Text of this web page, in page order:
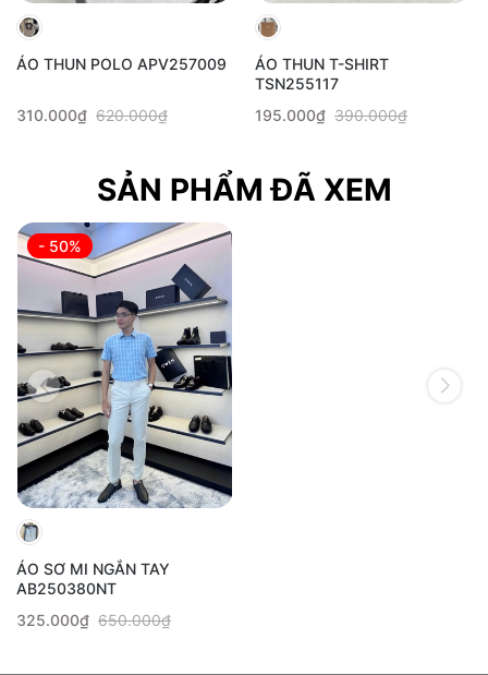
ÁO THUN POLO APV257009
310.000₫ 620.000₫
ÁO THUN T-SHIRT
TSN255117
195.000₫ 390.000₫
SẢN PHẨM ĐÃ XEM
- 50%
ÁO SƠ MI NGẮN TAY
AB250380NT
325.000₫ 650.000₫